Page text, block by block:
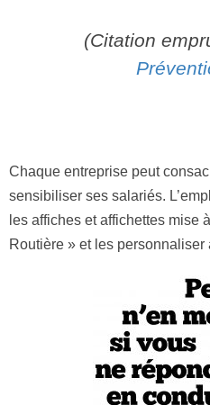
(Citation
Chaque entreprise peut
sensibiliser ses salariés.
les affiches et affichettes mise
Routière » et les